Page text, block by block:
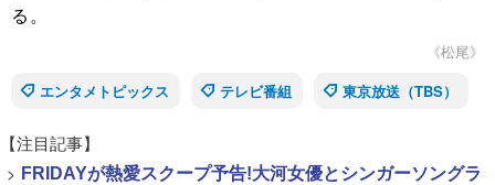
る。
《松尾》
エンタメトピックス
テレビ番組 東京放送（TBS）
【注目記事】
> FRIDAYが熱愛スクープ予告!大河女優とシンガーソングラ